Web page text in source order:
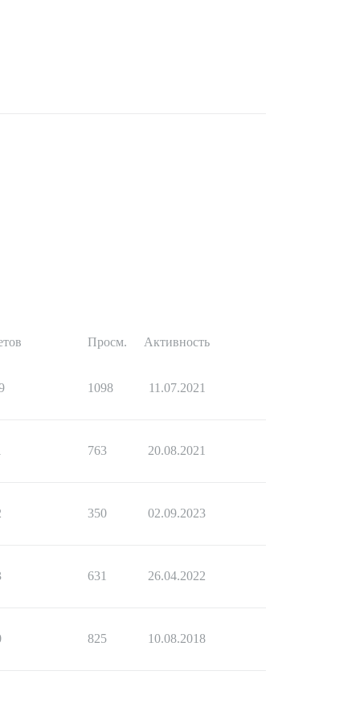
Просм. Активность
1098 11.07.2021
763 20.08.2021
350 02.09.2023
631 26.04.2022
825 10.08.2018